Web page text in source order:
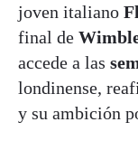
joven italiano
final de
accede a las
londinense,
y su ambición